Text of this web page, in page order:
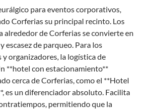
para eventos corporativos,
Corferias su principal recinto. Los
alrededor de Corferias se convierte en
escasez de parqueo. Para los
organizadores, la logística de
**hotel con estacionamiento**
cerca de Corferias, como el **Hotel
es un diferenciador absoluto. Facilita
permitiendo que la